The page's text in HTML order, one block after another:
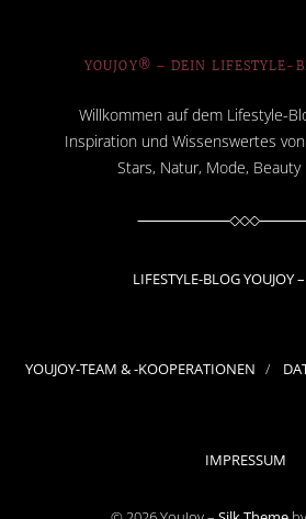
YOUJOY® – DEIN LIFESTYLE-
Willkommen auf dem Lifestyle-
Inspiration und Wissenswertes
Stars, Natur, Mode, Beauty
LIFESTYLE-BLOG YOUJOY
YOUJOY-TEAM & -KOOPERATIONEN
IMPRESSUM